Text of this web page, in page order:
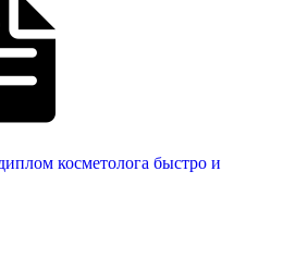
косметолога быстро и